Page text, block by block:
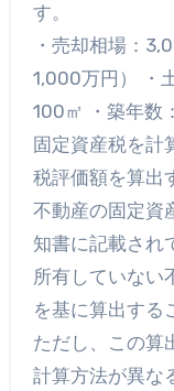
す。
・売却相場：
1,000万円） ・
100㎡ ・築年数
固定資産税を計
税評価額を算出
不動産の固定資
知書に記載され
所有していない
を基に算出する
ただし、この算
計算方法が異な